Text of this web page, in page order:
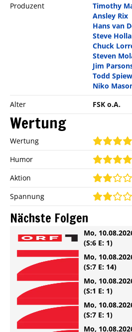
Produzent
Timothy
Ansley Rix
Hans van
Steve
Chuck
Steven
Jim
Todd
Niko
Alter
FSK o.A.
Wertung
Wertung
Humor
Aktion
Spannung
Nächste Folgen
Mo,
(S:6 E: 1)
Mo,
(S:7 E: 14)
Mo,
(S:1 E: 1)
Mo,
(S:7 E: 1)
Mo,